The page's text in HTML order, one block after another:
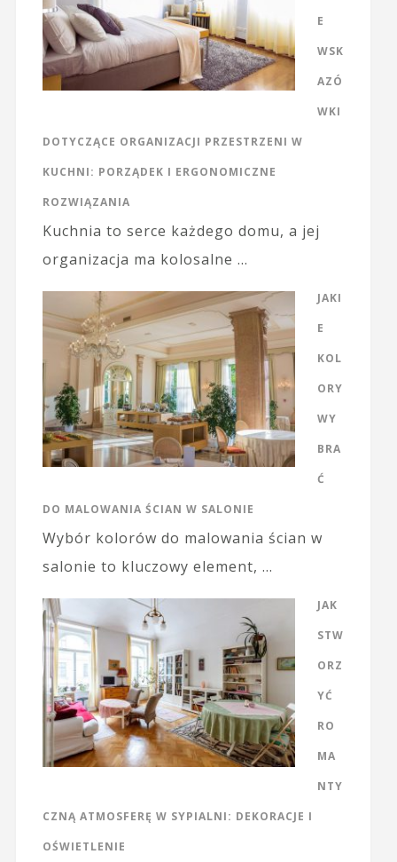
E
WSK
AZÓ
WKI
DOTYCZĄCE ORGANIZACJI PRZESTRZENI W
KUCHNI: PORZĄDEK I ERGONOMICZNE
ROZWIĄZANIA
Kuchnia to serce każdego domu, a jej
organizacja ma kolosalne …
JAKI
E
KOL
ORY
WY
BRA
Ć
DO MALOWANIA ŚCIAN W SALONIE
Wybór kolorów do malowania ścian w
salonie to kluczowy element, …
JAK
STW
ORZ
YĆ
RO
MA
NTY
CZNĄ ATMOSFERĘ W SYPIALNI: DEKORACJE I
OŚWIETLENIE